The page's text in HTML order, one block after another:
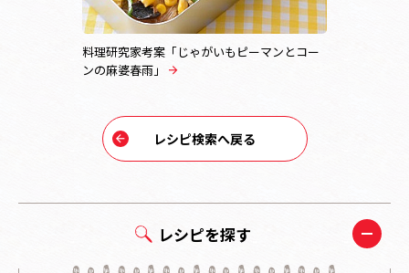
レシピを探す
料理研究家考案「じゃがいもピーマンとコー
ンの麻婆春雨」
レシピ検索へ戻る